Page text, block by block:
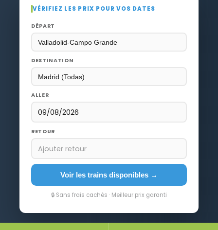
VÉRIFIEZ LES PRIX POUR VOS DATES
DÉPART
DESTINATION
ALLER
09/08/2026
RETOUR
Ajouter retour
Voir les trains disponibles →
🔒 Sans frais cachés · Meilleur prix garanti